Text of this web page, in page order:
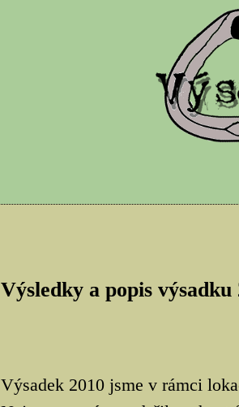
Výsledky a popis výsadku
Výsadek 2010 jsme v rámci